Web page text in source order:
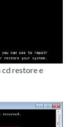
restore e